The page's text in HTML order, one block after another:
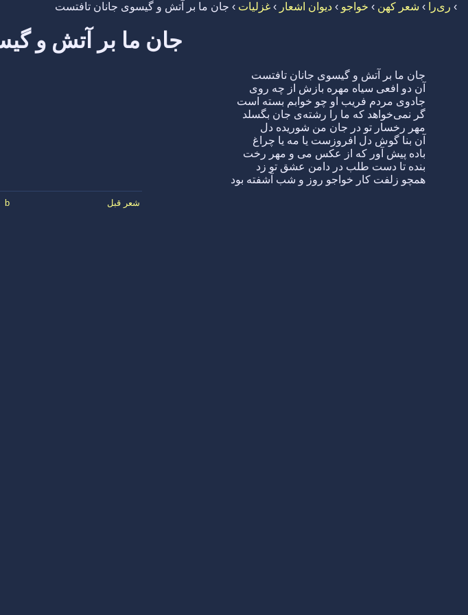
› ری‌را › شعر کهن › خواجو › دیوان اشعار › غزلیات › جان ما بر آتش و گیسوی جانان تافتست
جان ما بر آتش و
جان ما بر آتش و گیسوی جانان تافتست
آن دو افعی سیاه مهره بازش از چه روی
جادوی مردم فریب او چو خوابم بسته است
گر نمی‌خواهد که ما را رشته‌ی جان بگسلد
مهر رخسار تو در جان من شوریده دل
آن بنا گوش دل افروزست یا مه یا چراغ
باده پیش آور که از عکس می و مهر رخت
بنده تا دست طلب در دامن عشق تو زد
همچو زلفت کار خواجو روز و شب آشفته بود
شعر قبل b